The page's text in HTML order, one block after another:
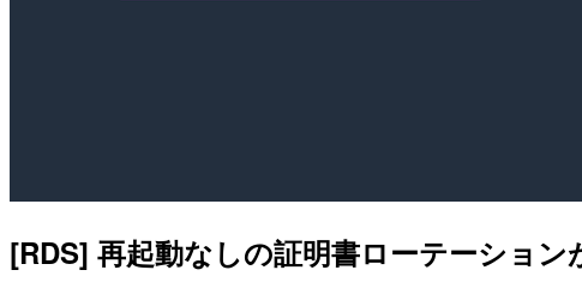
[RDS] 再起動なしの証明書ローテーショ